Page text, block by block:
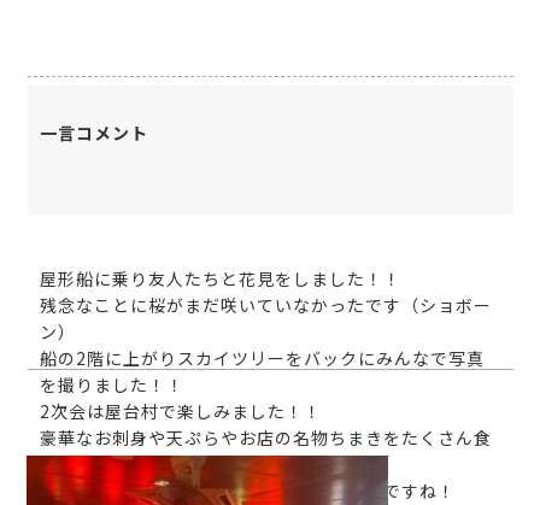
一言コメント
屋形船に乗り友人たちと花見をしました！！
残念なことに桜がまだ咲いていなかったです（ショボー
ン）
船の2階に上がりスカイツリーをバックにみんなで写真
を撮りました！！
2次会は屋台村で楽しみました！！
豪華なお刺身や天ぷらやお店の名物ちまきをたくさん食
べました！！
来年は桜が咲いているときに行けたらいいですね！